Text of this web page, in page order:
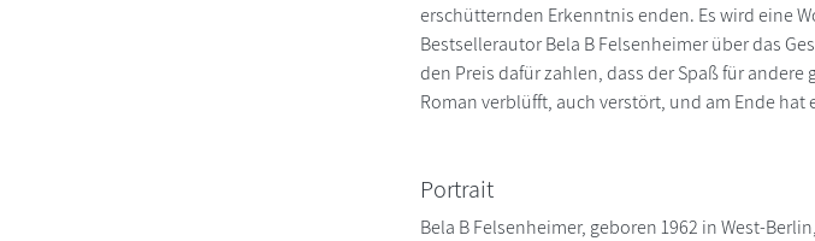
erschütternden Erkenntnis enden. Es wird eine
Bestsellerautor Bela B Felsenheimer über das
den Preis dafür zahlen, dass der Spaß für
Roman verblüfft, auch verstört, und am Ende hat
Portrait
Bela B Felsenheimer, geboren 1962 in West-